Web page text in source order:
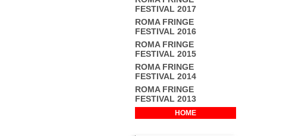
FESTIVAL 2017
ROMA FRINGE
FESTIVAL 2016
ROMA FRINGE
FESTIVAL 2015
ROMA FRINGE
FESTIVAL 2014
ROMA FRINGE
FESTIVAL 2013
HOME